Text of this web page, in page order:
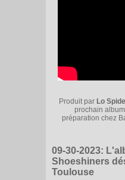
Produit par Lo
prochain
préparation chez
09-30-2023:
Shoeshiners
Toulouse